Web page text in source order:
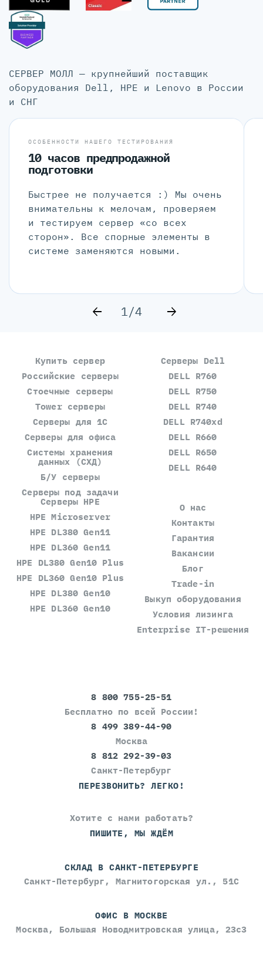
СЕРВЕР МОЛЛ — крупнейший поставщик
оборудования Dell, HPE и Lenovo в России
и СНГ
ОСОБЕННОСТИ НАШЕГО ТЕСТИРОВАНИЯ
10 часов предпродажной
подготовки
Быстрее не получается :) Мы очень
внимательны к мелочам, проверяем
и тестируем сервер «со всех
сторон». Все спорные элементы в
системе заменяются новыми.
1/4
Купить сервер
Российские серверы
Стоечные серверы
Tower серверы
Серверы для 1С
Серверы для офиса
Системы хранения
данных (СХД)
Б/У серверы
Серверы под задачи
Серверы Dell
DELL R760
DELL R750
DELL R740
DELL R740xd
DELL R660
DELL R650
DELL R640
Серверы HPE
HPE Microserver
HPE DL380 Gen11
HPE DL360 Gen11
HPE DL380 Gen10 Plus
HPE DL360 Gen10 Plus
HPE DL380 Gen10
HPE DL360 Gen10
О нас
Контакты
Гарантия
Вакансии
Блог
Trade-in
Выкуп оборудования
Условия лизинга
Enterprise IT-решения
8 800 755-25-51
Бесплатно по всей России!
8 499 389-44-90
Москва
8 812 292-39-03
Санкт-Петербург
ПЕРЕЗВОНИТЬ? ЛЕГКО!
Хотите с нами работать?
ПИШИТЕ, МЫ ЖДЁМ
СКЛАД В САНКТ-ПЕТЕРБУРГЕ
Санкт-Петербург, Магнитогорская ул., 51С
ОФИС В МОСКВЕ
Москва, Большая Новодмитровская улица, 23с3